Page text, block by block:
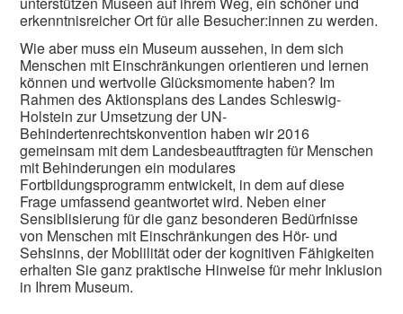
erkenntnisreicher Ort für alle Besucher:innen zu werden.
Wie aber muss ein Museum aussehen, in dem sich
Menschen mit Einschränkungen orientieren und lernen
können und wertvolle Glücksmomente haben? Im
Rahmen des Aktionsplans des Landes Schleswig-
Holstein zur Umsetzung der UN-
Behindertenrechtskonvention haben wir 2016
gemeinsam mit dem Landesbeautftragten für Menschen
mit Behinderungen ein modulares
Fortbildungsprogramm entwickelt, in dem auf diese
Frage umfassend geantwortet wird. Neben einer
Sensiblisierung für die ganz besonderen Bedürfnisse
von Menschen mit Einschränkungen des Hör- und
Sehsinns, der Moblilität oder der kognitiven Fähigkeiten
erhalten Sie ganz praktische Hinweise für mehr Inklusion
in Ihrem Museum.